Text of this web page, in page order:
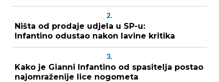
2.
Ništa od prodaje udjela u SP-u:
Infantino odustao nakon lavine kritika
3.
Kako je Gianni Infantino od spasitelja postao
najomraženije lice nogometa